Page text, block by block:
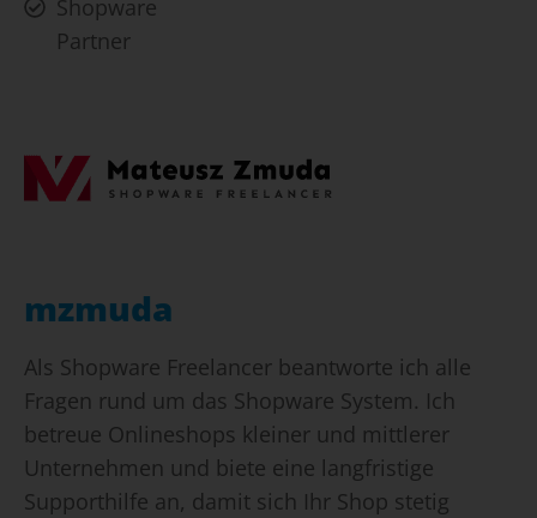
Shopware
Partner
mzmuda
Als Shopware Freelancer beantworte ich alle
Fragen rund um das Shopware System. Ich
betreue Onlineshops kleiner und mittlerer
Unternehmen und biete eine langfristige
Supporthilfe an, damit sich Ihr Shop stetig